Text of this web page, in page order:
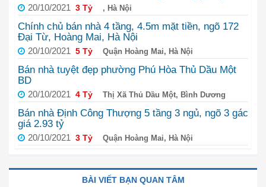
20/10/2021 3 Tỷ , Hà Nội
Chính chủ bán nhà 4 tầng, 4.5m mặt tiền, ngõ 172
Đại Từ, Hoàng Mai, Hà Nội
20/10/2021 5 Tỷ Quận Hoàng Mai, Hà Nội
Bán nhà tuyệt đẹp phường Phú Hòa Thủ Dầu Một
BD
20/10/2021 4 Tỷ Thị Xã Thủ Dầu Một, Bình Dương
Bán nhà Định Công Thượng 5 tầng 3 ngủ, ngõ 3 gác
giá 2.93 tỷ
20/10/2021 3 Tỷ Quận Hoàng Mai, Hà Nội
BÀI VIẾT BẠN QUAN TÂM